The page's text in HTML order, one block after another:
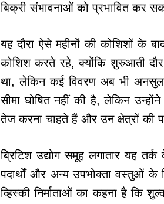
बिक्री संभावनाओं को प्रभावित कर
यह दौरा ऐसे महीनों की कोशिशों के
कोशिश करते रहे, क्योंकि शुरुआती दौर
था, लेकिन कई विवरण अब भी
सीमा घोषित नहीं की है, लेकिन
तेज करना चाहते हैं और उन क्षेत्रों की
ब्रिटिश उद्योग समूह लगातार यह
पदार्थों और अन्य उपभोक्ता वस्तुओं
व्हिस्की निर्माताओं का कहना है कि